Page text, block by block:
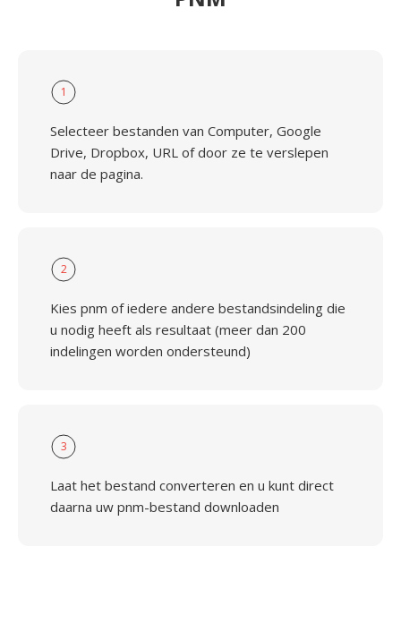
1
Selecteer bestanden van Computer, Google
Drive, Dropbox, URL of door ze te verslepen
naar de pagina.
2
Kies pnm of iedere andere bestandsindeling die
u nodig heeft als resultaat (meer dan 200
indelingen worden ondersteund)
3
Laat het bestand converteren en u kunt direct
daarna uw pnm-bestand downloaden